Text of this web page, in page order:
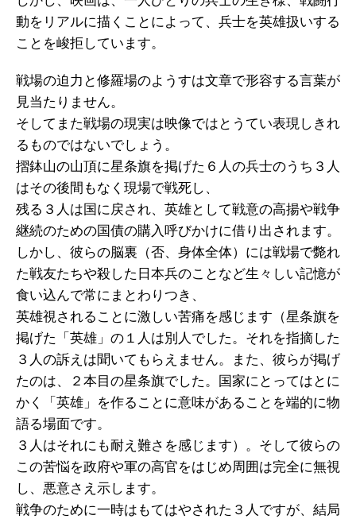
動をリアルに描くことによって、兵士を英雄扱いする
ことを峻拒しています。
戦場の迫力と修羅場のようすは文章で形容する言葉が
見当たりません。
そしてまた戦場の現実は映像ではとうてい表現しきれ
るものではないでしょう。
摺鉢山の山頂に星条旗を掲げた６人の兵士のうち３人
はその後間もなく現場で戦死し、
残る３人は国に戻され、英雄として戦意の高揚や戦争
継続のための国債の購入呼びかけに借り出されます。
しかし、彼らの脳裏（否、身体全体）には戦場で斃れ
た戦友たちや殺した日本兵のことなど生々しい記憶が
食い込んで常にまとわりつき、
英雄視されることに激しい苦痛を感じます（星条旗を
掲げた「英雄」の１人は別人でした。それを指摘した
３人の訴えは聞いてもらえません。また、彼らが掲げ
たのは、２本目の星条旗でした。国家にとってはとに
かく「英雄」を作ることに意味があることを端的に物
語る場面です。
３人はそれにも耐え難さを感じます）。そして彼らの
この苦悩を政府や軍の高官をはじめ周囲は完全に無視
し、悪意さえ示します。
戦争のために一時はもてはやされた３人ですが、結局